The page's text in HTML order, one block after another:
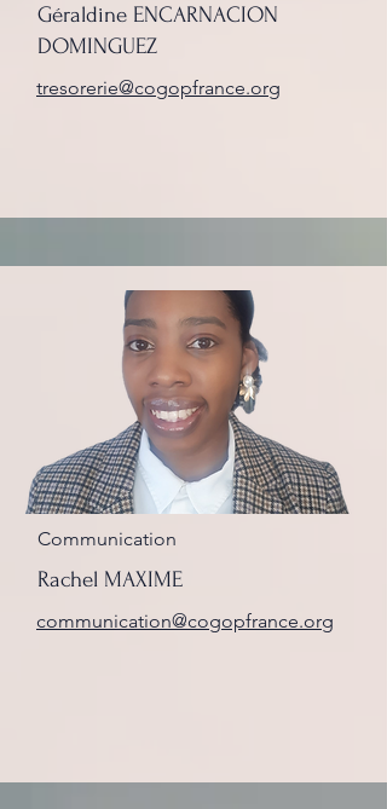
Géraldine ENCARNACION
DOMINGUEZ
tresorerie@cogopfrance.org
Communication
Rachel MAXIME
communication@cogopfrance.org